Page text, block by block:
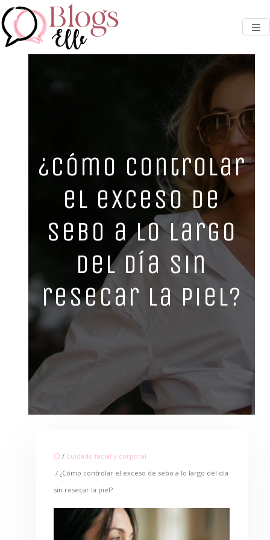
¿Cómo controlar
el exceso de
sebo a lo largo
del día sin
resecar la piel?
/ Cuidado facial y corporal
/ ¿Cómo controlar el exceso de sebo a lo largo del día
sin resecar la piel?